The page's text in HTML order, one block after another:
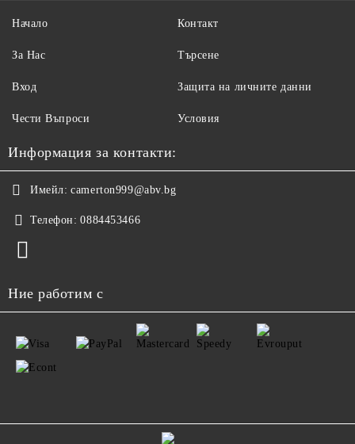
Начало
За Нас
Вход
Чести Въпроси
Контакт
Търсене
Защита на личните данни
Условия
Информация за контакти:
Имейл: camerton999@abv.bg
Телефон: 0884453466
Ние работим с